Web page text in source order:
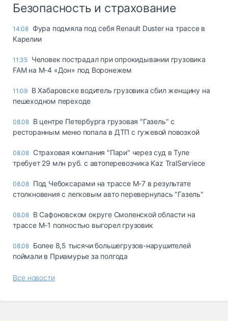
Безопасность и страхование
14:08 Фура подмяла под себя Renault Duster на трассе в
Карелии
11:35 Человек пострадал при опрокидывании грузовика
FAM на М-4 «Дон» под Воронежем
11:09 В Хабаровске водитель грузовика сбил женщину на
пешеходном переходе
08.08 В центре Петербурга грузовая "Газель" с
ресторанным меню попала в ДТП с гужевой повозкой
08.08 Страховая компания "Пари" через суд в Туле
требует 29 млн руб. с автоперевозчика Kaz TralServiece
08.08 Под Чебоксарами на трассе М-7 в результате
столкновения с легковым авто перевернулась "Газель"
08.08 В Сафоновском округе Смоленской области на
трассе М-1 полностью выгорел грузовик
08.08 Более 8,5 тысячи большегрузов-нарушителей
поймали в Приамурье за полгода
Все новости